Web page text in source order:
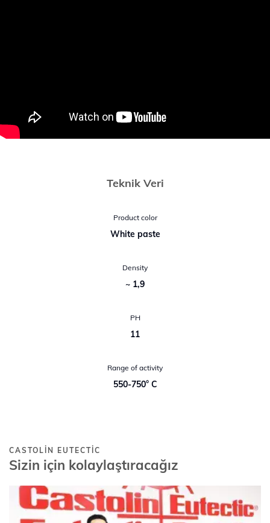
Teknik Veri
Product color
White paste
Density
~ 1,9
PH
11
Range of activity
550-750° C
CASTOLIN EUTECTIC
Sizin için kolaylaştıracağız